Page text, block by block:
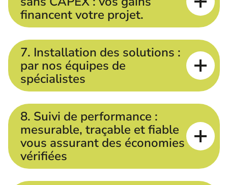
financent votre projet.
7. Installation des solutions :
par nos équipes de
spécialistes
8. Suivi de performance :
mesurable, traçable et fiable
vous assurant des économies
vérifiées